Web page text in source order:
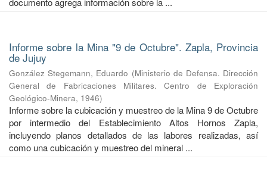
Informe sobre la Mina "9 de Octubre". Zapla, Provincia
de Jujuy
González Stegemann, Eduardo (Ministerio de Defensa. Dirección
General de Fabricaciones Militares. Centro de Exploración
Geológico-Minera, 1946)
Informe sobre la cubicación y muestreo de la Mina 9 de Octubre
por intermedio del Establecimiento Altos Hornos Zapla,
incluyendo planos detallados de las labores realizadas, así
como una cubicación y muestreo del mineral ...